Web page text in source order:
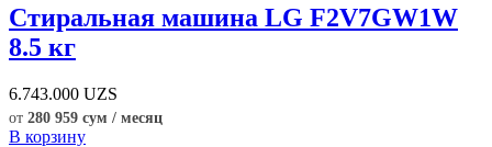
Стиральная машина LG F2V7GW1W
8.5 кг
6.743.000 UZS
от 280 959 сум / месяц
В корзину